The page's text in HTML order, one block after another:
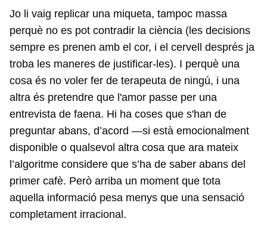
Jo li vaig replicar una miqueta, tampoc massa
perquè no es pot contradir la ciència (les decisions
sempre es prenen amb el cor, i el cervell després ja
troba les maneres de justificar-les). I perquè una
cosa és no voler fer de terapeuta de ningú, i una
altra és pretendre que l'amor passe per una
entrevista de faena. Hi ha coses que s'han de
preguntar abans, d’acord —si està emocionalment
disponible o qualsevol altra cosa que ara mateix
l’algoritme considere que s’ha de saber abans del
primer cafè. Però arriba un moment que tota
aquella informació pesa menys que una sensació
completament irracional.